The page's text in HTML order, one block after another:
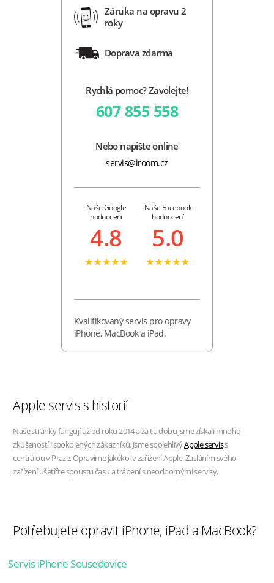
Záruka na opravu 2
roky
Doprava zdarma
Rychlá pomoc? Zavolejte!
607 855 558
Nebo napište online
servis@iroom.cz
Naše Google
hodnocení
4.8
Naše Facebook
hodnocení
5.0
Kvalifikovaný servis pro opravy
iPhone, MacBook a iPad.
Apple servis s historií
Naše stránky fungují už od roku 2014 a za tu dobu jsme získali mnoho
zkušeností i spokojených zákazníků. Jsme spolehlivýApple serviss
centrálou v Praze. Opravíme jakékoliv zařízení Apple. Zasláním svého
zařízení ušetříte spoustu času a trápení s neodbornými servisy.
Potřebujete opravit iPhone, iPad a MacBook?
Servis iPhone Sousedovice